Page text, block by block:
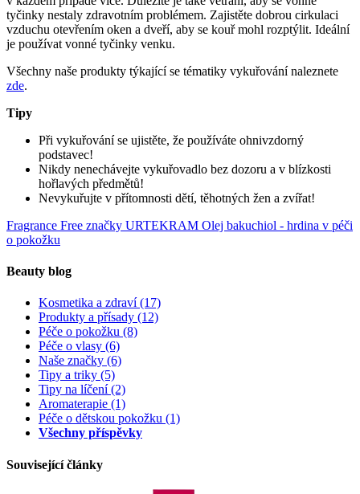
tyčinky nestaly zdravotním problémem. Zajistěte dobrou cirkulaci
vzduchu otevřením oken a dveří, aby se kouř mohl rozptýlit. Ideální
je používat vonné tyčinky venku.
Všechny naše produkty týkající se tématiky vykuřování naleznete
zde.
Tipy
Při vykuřování se ujistěte, že používáte ohnivzdorný
podstavec!
Nikdy nenechávejte vykuřovadlo bez dozoru a v blízkosti
hořlavých předmětů!
Nevykuřujte v přítomnosti dětí, těhotných žen a zvířat!
Fragrance Free značky URTEKRAM Olej bakuchiol - hrdina v péči
o pokožku
Beauty blog
Kosmetika a zdraví(17)
Produkty a přísady (12)
Péče o pokožku (8)
Péče o vlasy (6)
Naše značky (6)
Tipy a triky (5)
Tipy na líčení(2)
Aromaterapie (1)
Péče o dětskou pokožku (1)
Všechny příspěvky
Související články